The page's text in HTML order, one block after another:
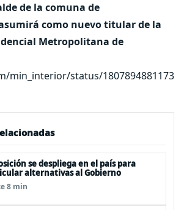
de la comuna de
como nuevo titular de la
Metropolitana de
min_interior/status/1807894881173
se despliega en el país para
alternativas al Gobierno
8 min